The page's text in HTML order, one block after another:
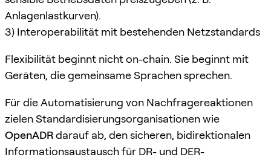
Anlagenlastkurven).
3) Interoperabilität mit bestehenden Netzstandards
Flexibilität beginnt nicht on-chain. Sie beginnt mit
Geräten, die gemeinsame Sprachen sprechen.
Für die Automatisierung von Nachfragereaktionen
zielen Standardisierungsorganisationen wie
OpenADRdarauf ab, den sicheren, bidirektionalen
Informationsaustausch für DR- und DER-